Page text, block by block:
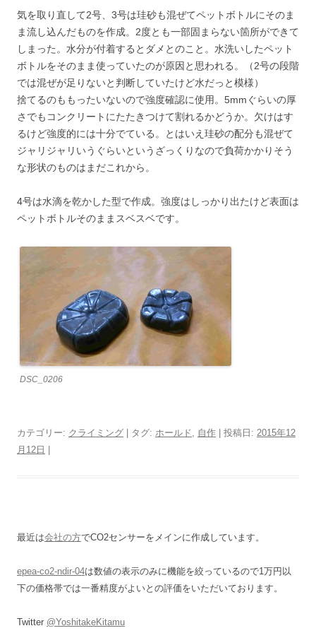
気を取り直して2号、3号は珪砂も混ぜてペットボトルにそのま
ま流し込んだものを作成。2度とも一部固まらない箇所ができて
しまった。水分が付着するとダメとのこと。水洗いしたペット
ボトルをそのまま使っていたのが原因と思われる。（2号の段階
では混ぜが足りないと判断していたけど水だっと模様）
捨てるのももったいないので強度確認に使用。5mmぐらいの厚
さでもコンクリートにたたきつけて割れるかどうか。欠けはす
るけど強度的には十分でている。とはいえ珪砂の配分も混ぜて
ジャリジャリいうぐらいというざっくりなので負荷かかりそう
な形状のものはまだこれから。
4号は水滴を乾かした型で作成。強度はしっかり出たけど表面は
ペットボトルそのままスベスベです。
DSC_0206
カテゴリー: クライミング | タグ: ホールド , 自作 | 投稿日: 2015年12
月12日
最近は会社の方でCO2センサーをメインに作成しています。
epea-co2-ndir-04は数値の表示のみに機能を絞っているので1万円以
下の価格帯では一番精度がよいとの評価をいただいております。
Twitter @YoshitakeKitamu